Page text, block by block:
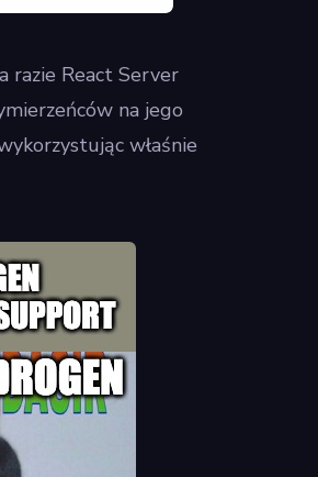
razie React Server
na jego
właśnie